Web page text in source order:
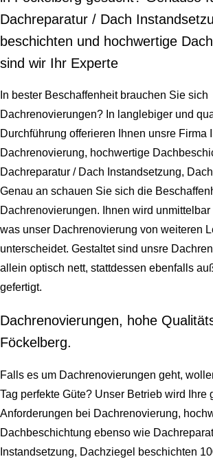
Dachreparatur / Dach
beschichten und hochwertige
sind wir Ihr Experte
In bester Beschaffenheit brauchen Sie sich
Dachrenovierungen? In langlebiger und
Durchführung offerieren Ihnen unsre Firma
Dachrenovierung, hochwertige
Dachreparatur / Dach Instandsetzung,
Genau an schauen Sie sich die
Dachrenovierungen. Ihnen wird
was unser Dachrenovierung von weiteren
unterscheidet. Gestaltet sind unsre
allein optisch nett, stattdessen ebenfalls
gefertigt.
Dachrenovierungen, hohe
Föckelberg.
Falls es um Dachrenovierungen geht,
Tag perfekte Güte? Unser Betrieb wird Ihre
Anforderungen bei Dachrenovierung,
Dachbeschichtung ebenso wie
Instandsetzung, Dachziegel beschichten